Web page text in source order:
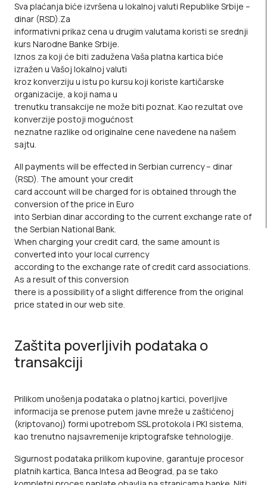
Sva plaćanja biće izvršena u lokalnoj valuti Republike Srbije –
dinar (RSD).Za
informativni prikaz cena u drugim valutama koristi se srednji
kurs Narodne Banke Srbije.
Iznos za koji će biti zadužena Vaša platna kartica biće
izražen u Vašoj lokalnoj valuti
kroz konverziju u istu po kursu koji koriste kartičarske
organizacije, a koji nama u
trenutku transakcije ne može biti poznat. Kao rezultat ove
konverzije postoji mogućnost
neznatne razlike od originalne cene navedene na našem
sajtu.
All payments will be effected in Serbian currency – dinar
(RSD). The amount your credit
card account will be charged for is obtained through the
conversion of the price in Euro
into Serbian dinar according to the current exchange rate of
the Serbian National Bank.
When charging your credit card, the same amount is
converted into your local currency
according to the exchange rate of credit card associations.
As a result of this conversion
there is a possibility of a slight difference from the original
price stated in our web site.
Zaštita poverljivih podataka o
transakciji
Prilikom unošenja podataka o platnoj kartici, poverljive
informacija se prenose putem javne mreže u zaštićenoj
(kriptovanoj) formi upotrebom SSL protokola i PKI sistema,
kao trenutno najsavremenije kriptografske tehnologije.
Sigurnost podataka prilikom kupovine, garantuje procesor
platnih kartica, Banca Intesa ad Beograd, pa se tako